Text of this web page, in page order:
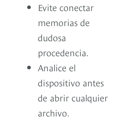
Evite conectar
memorias de
dudosa
procedencia.
Analice el
dispositivo antes
de abrir cualquier
archivo.